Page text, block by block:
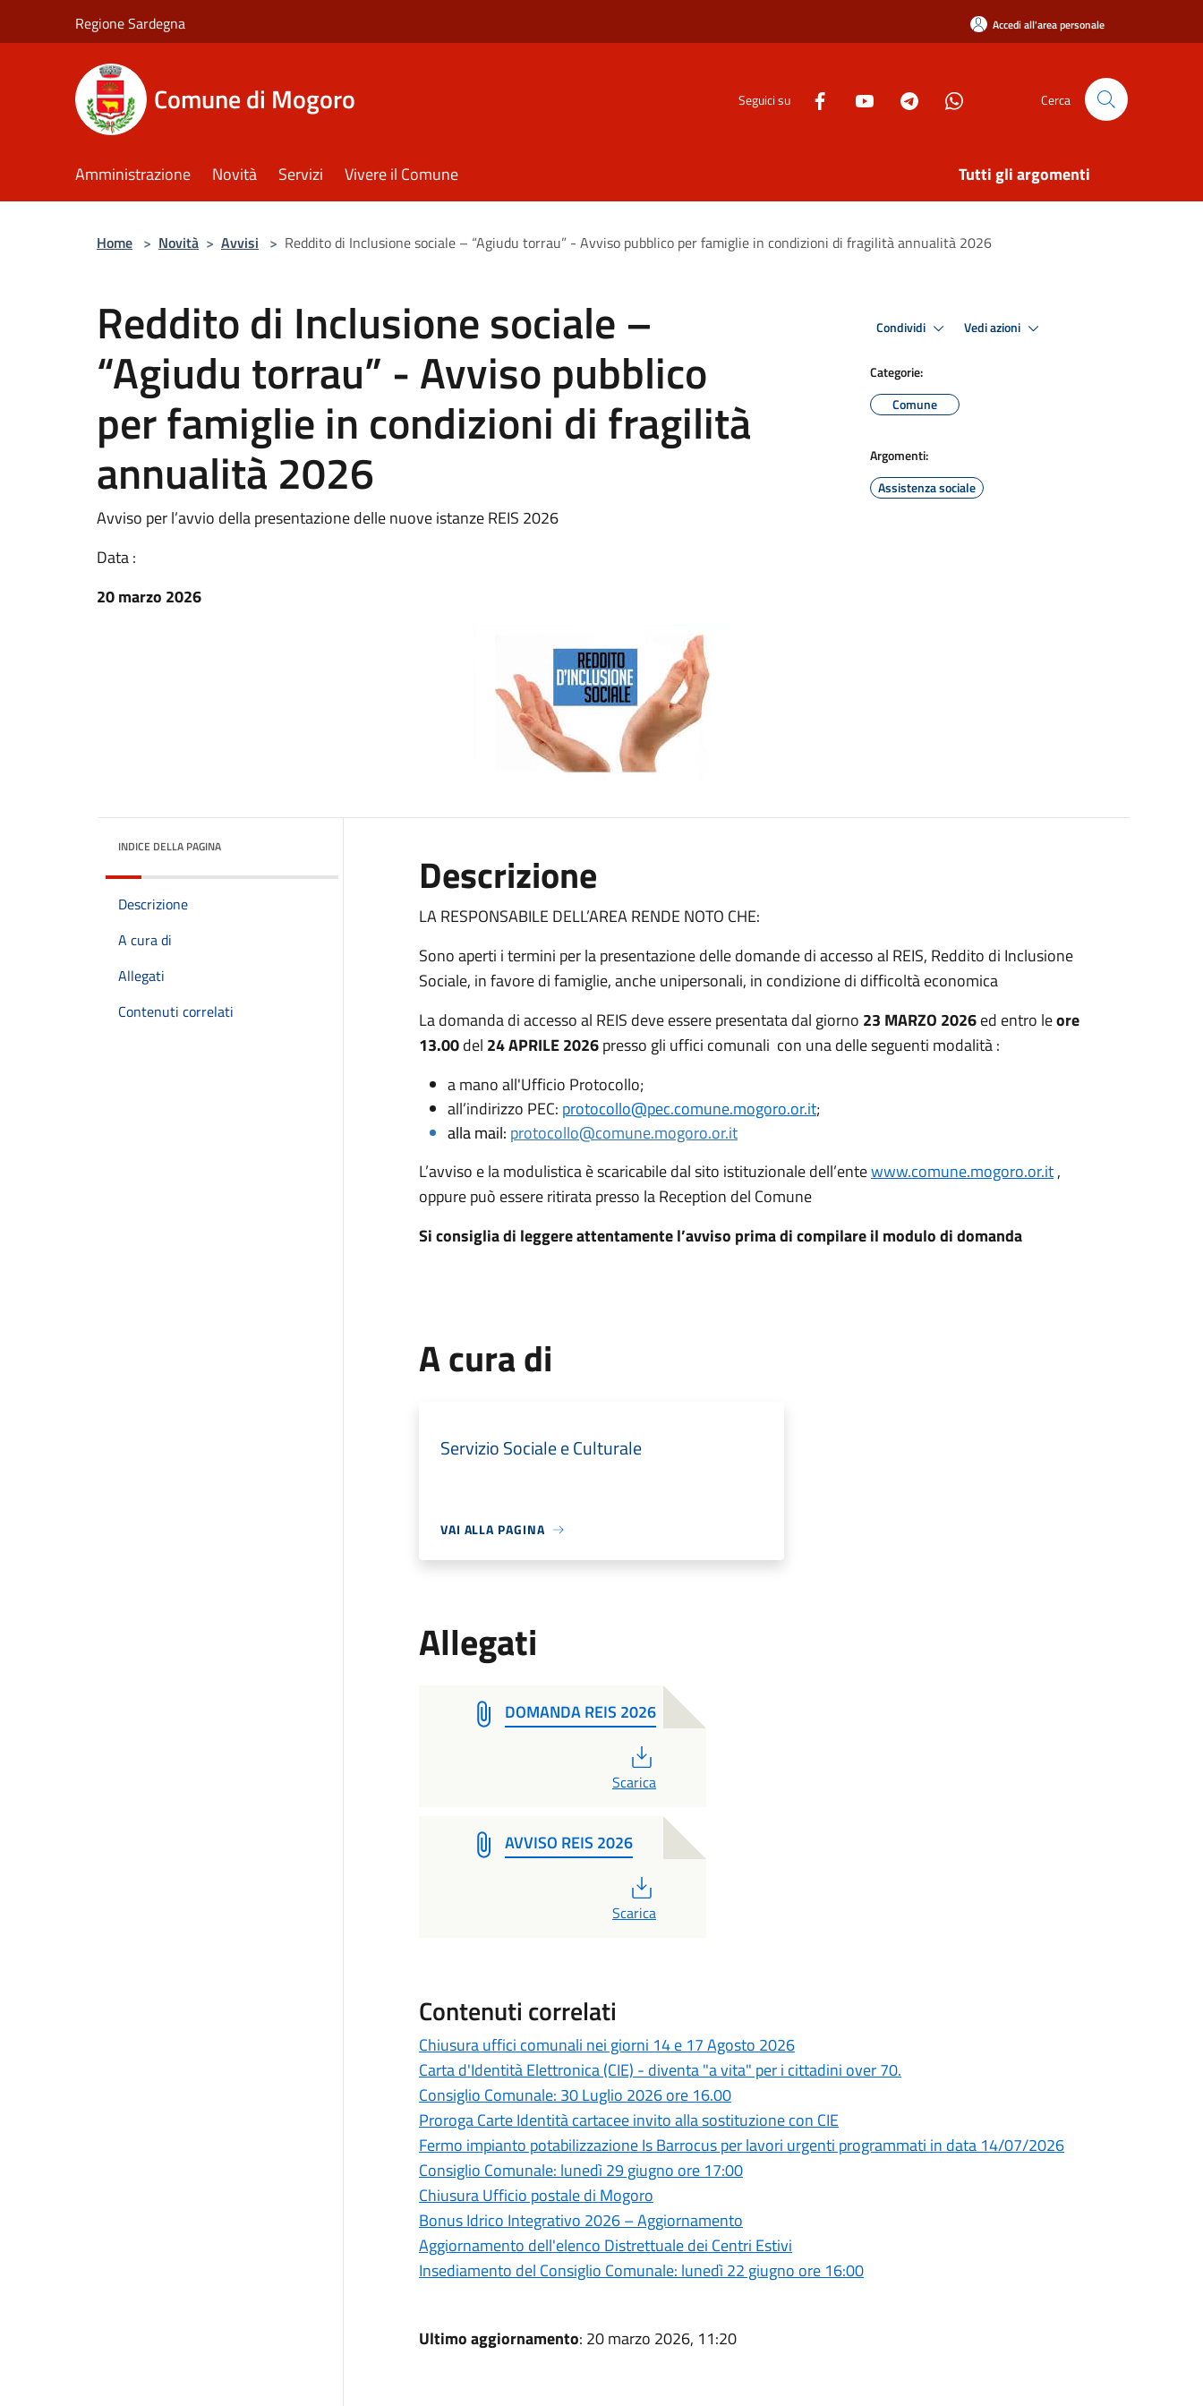
Regione Sardegna Accedi all'area personale
Comune di Mogoro Seguici su Cerca
Amministrazione Novità Servizi Vivere il Comune Tutti gli argomenti
Home > Novità > Avvisi > Reddito di Inclusione sociale – “Agiudu torrau” - Avviso pubblico per famiglie in condizioni di fragilità annualità 2026
Reddito di Inclusione sociale –
“Agiudu torrau” - Avviso pubblico
per famiglie in condizioni di fragilità
annualità 2026
Avviso per l’avvio della presentazione delle nuove istanze REIS 2026
Data :
20 marzo 2026
Condividi Vedi azioni
Categorie:
Comune
Argomenti:
Assistenza sociale
INDICE DELLA PAGINA
Descrizione
A cura di
Allegati
Contenuti correlati
Descrizione
LA RESPONSABILE DELL’AREA RENDE NOTO CHE:
Sono aperti i termini per la presentazione delle domande di accesso al REIS, Reddito di Inclusione
Sociale, in favore di famiglie, anche unipersonali, in condizione di difficoltà economica
La domanda di accesso al REIS deve essere presentata dal giorno 23 MARZO 2026ed entro leore
13.00del 24 APRILE 2026presso gli uffici comunali con una delle seguenti modalità :
a mano all'Ufficio Protocollo;
all’indirizzo PEC: protocollo@pec.comune.mogoro.or.it;
alla mail: protocollo@comune.mogoro.or.it
L’avviso e la modulistica è scaricabile dal sito istituzionale dell’entewww.comune.mogoro.or.it,
oppure può essere ritirata presso la Reception del Comune
Si consiglia di leggere attentamente l’avviso prima di compilare il modulo di domanda
A cura di
Servizio Sociale e Culturale
VAI ALLA PAGINA
Allegati
DOMANDA REIS 2026
Scarica
AVVISO REIS 2026
Scarica
Contenuti correlati
Chiusura uffici comunali nei giorni 14 e 17 Agosto 2026
Carta d'Identità Elettronica (CIE) - diventa "a vita" per i cittadini over 70.
Consiglio Comunale: 30 Luglio 2026 ore 16.00
Proroga Carte Identità cartacee invito alla sostituzione con CIE
Fermo impianto potabilizzazione Is Barrocus per lavori urgenti programmati in data 14/07/2026
Consiglio Comunale: lunedì 29 giugno ore 17:00
Chiusura Ufficio postale di Mogoro
Bonus Idrico Integrativo 2026 – Aggiornamento
Aggiornamento dell'elenco Distrettuale dei Centri Estivi
Insediamento del Consiglio Comunale: lunedì 22 giugno ore 16:00
Ultimo aggiornamento: 20 marzo 2026, 11:20